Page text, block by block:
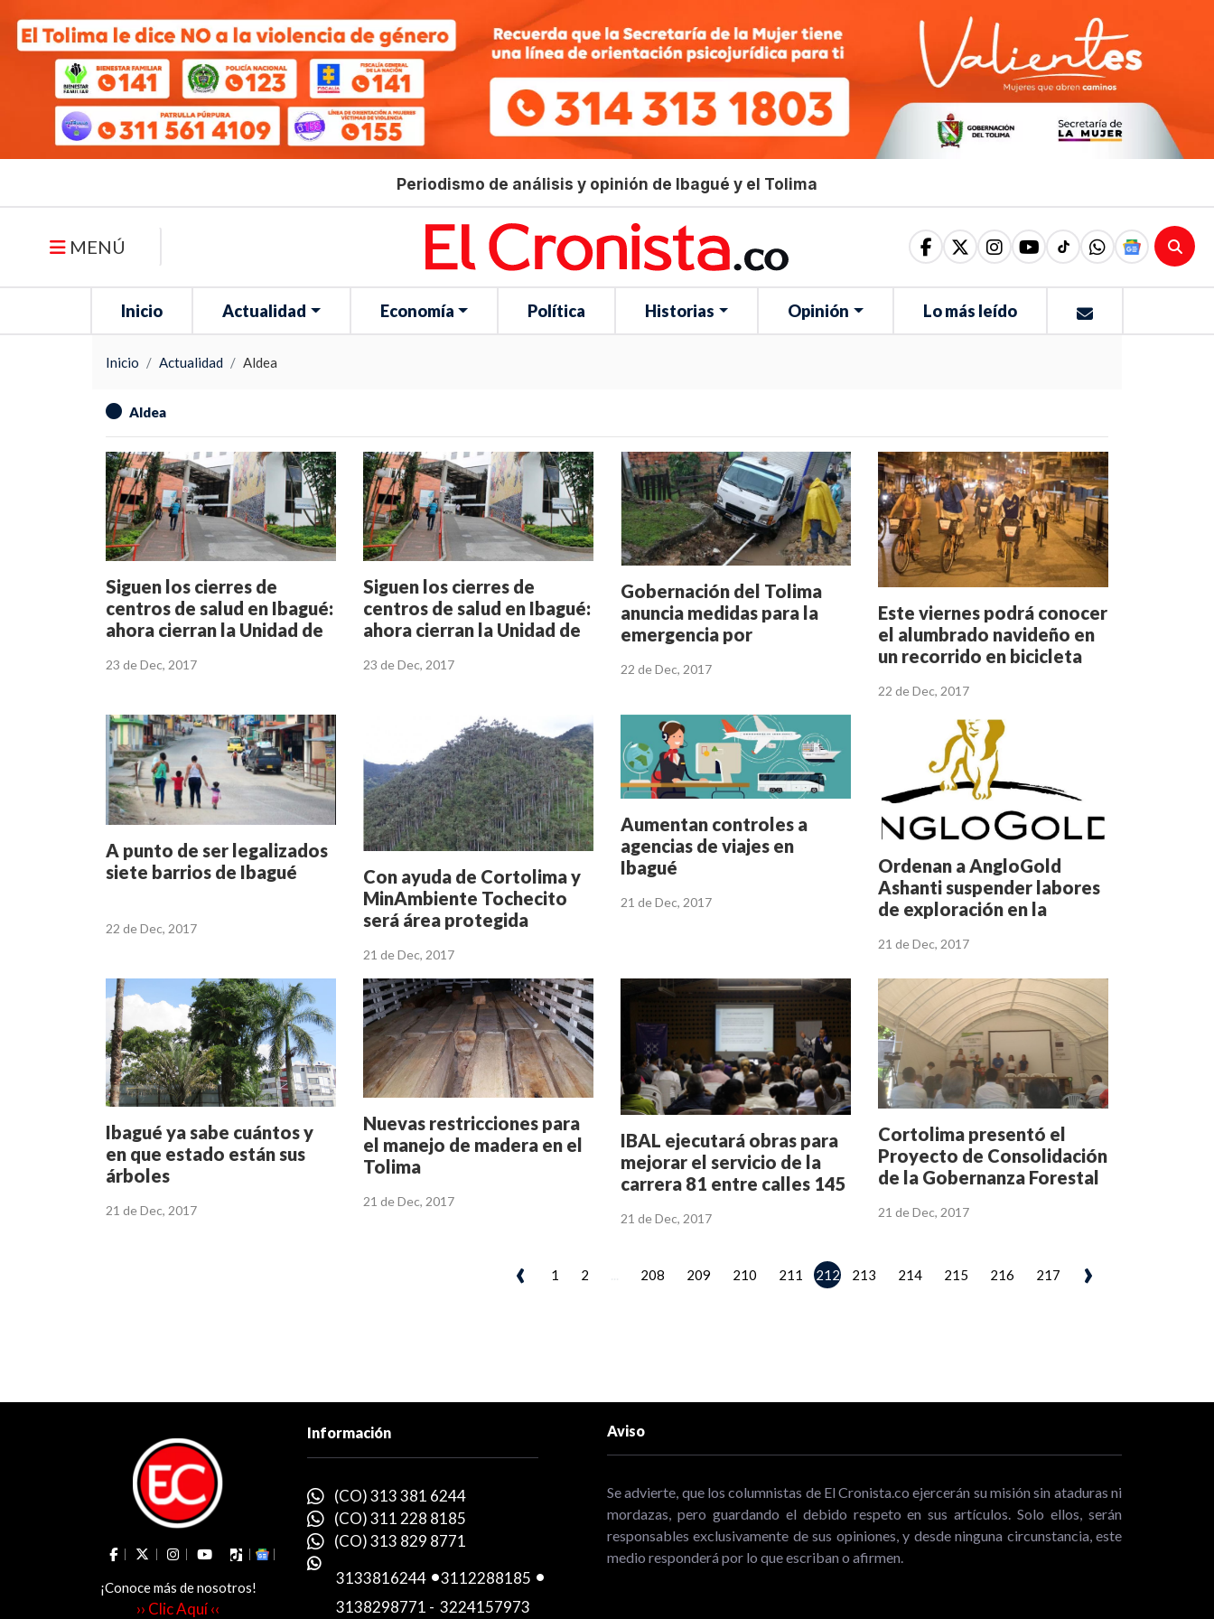
Periodismo de análisis y opinión de Ibagué y el Tolima
MENÚ
Inicio Actualidad Economía Política Historias Opinión Lo más leído
Inicio Actualidad Aldea
Aldea
Siguen los cierres de
centros de salud en Ibagué:
ahora cierran la Unidad de
Pediátrico
23 de Dec, 2017
Siguen los cierres de
centros de salud en Ibagué:
ahora cierran la Unidad de
Pediátrico
23 de Dec, 2017
Gobernación del Tolima
anuncia medidas para la
emergencia por
Villarrica
22 de Dec, 2017
Este viernes podrá conocer
el alumbrado navideño en
un recorrido en bicicleta
22 de Dec, 2017
A punto de ser legalizados
siete barrios de Ibagué
22 de Dec, 2017
Con ayuda de Cortolima y
MinAmbiente Tochecito
será área protegida
21 de Dec, 2017
Aumentan controles a
agencias de viajes en
Ibagué
21 de Dec, 2017
Ordenan a AngloGold
Ashanti suspender labores
de exploración en la
21 de Dec, 2017
Ibagué ya sabe cuántos y
en que estado están sus
árboles
21 de Dec, 2017
Nuevas restricciones para
el manejo de madera en el
Tolima
21 de Dec, 2017
IBAL ejecutará obras para
mejorar el servicio de la
carrera 81 entre calles 145
21 de Dec, 2017
Cortolima presentó el
Proyecto de Consolidación
de la Gobernanza Forestal
21 de Dec, 2017
‹ 1 2 208 209 210 211 212 213 214 215 216 217 ›
¡Conoce más de nosotros!
›› Clic Aquí ‹‹
Información
(CO) 313 381 6244
(CO) 311 228 8185
(CO) 313 829 8771
3133816244 -3112288185 -
3138298771 - 3224157973
Aviso
Se advierte, que los columnistas de El Cronista.co ejercerán su misión sin ataduras ni
mordazas, pero guardando el debido respeto en sus artículos. Solo ellos, serán
responsables exclusivamente de sus opiniones, y desde ninguna circunstancia, este
medio responderá por lo que escriban o afirmen.